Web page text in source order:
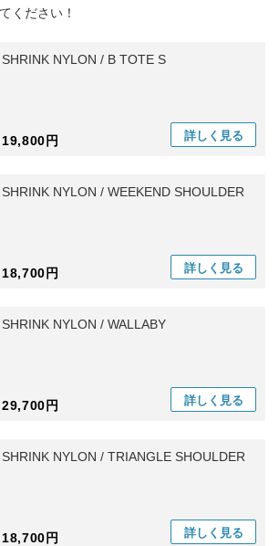
ください！
SHRINK NYLON / B TOTE S
19,800円 詳しく 見る
SHRINK NYLON / WEEKEND SHOULDER
18,700円 詳しく 見る
SHRINK NYLON / WALLABY
29,700円 詳しく 見る
SHRINK NYLON / TRIANGLE SHOULDER
18,700円 詳しく 見る